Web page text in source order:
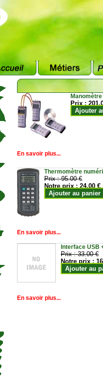
Prix :
Ajouter
En savoir plus...
Thermomètre
Prix :95.00 €
Notre prix :24.00 €
Ajouter au panier
En savoir plus...
Interface USB
Prix :33.00 €
Notre prix :
Ajouter au
En savoir plus...